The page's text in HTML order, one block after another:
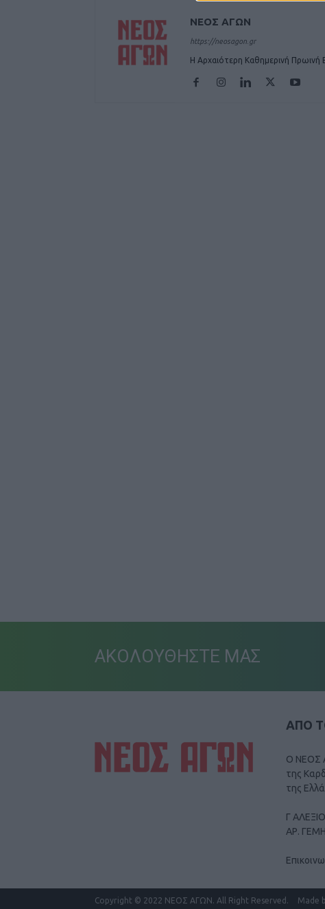
ΝΕΟΣ ΑΓΩΝ
https://neosagon.gr
Η Αρχαιότερη Καθημερινή Πρωινή
ΑΚΟΛΟΥΘΗΣΤΕ ΜΑΣ
ΑΠΟ
Ο ΝΕΟΣ
της
της
Γ
ΑΡ.
Copyright © 2022 ΝΕΟΣ ΑΓΩΝ. All Right Reserved. Made